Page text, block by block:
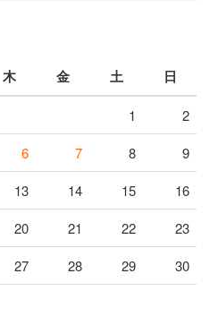
木 金 土 日
1
2
6 7 8
9
13 14 15
16
20 21 22
23
27 28 29
30